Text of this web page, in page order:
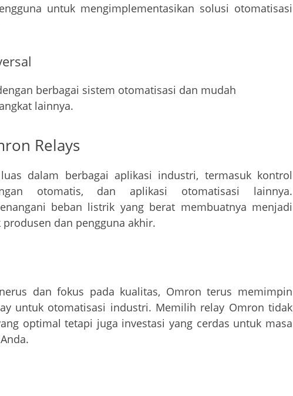
untuk mengimplementasikan solusi otomatisasi
berbagai sistem otomatisasi dan mudah
lainnya.
Relays
dalam berbagai aplikasi industri, termasuk kontrol
otomatis, dan aplikasi otomatisasi lainnya.
beban listrik yang berat membuatnya menjadi
dan pengguna akhir.
dan fokus pada kualitas, Omron terus memimpin
untuk otomatisasi industri. Memilih relay Omron tidak
optimal tetapi juga investasi yang cerdas untuk masa